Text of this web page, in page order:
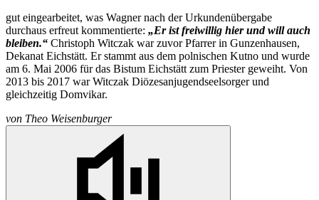
gut eingearbeitet, was Wagner nach der Urkundenübergabe
durchaus erfreut kommentierte: „Er ist freiwillig hier und will auch
bleiben.“ Christoph Witczak war zuvor Pfarrer in Gunzenhausen,
Dekanat Eichstätt. Er stammt aus dem polnischen Kutno und wurde
am 6. Mai 2006 für das Bistum Eichstätt zum Priester geweiht. Von
2013 bis 2017 war Witczak Diözesanjugendseelsorger und
gleichzeitig Domvikar.
von Theo Weisenburger